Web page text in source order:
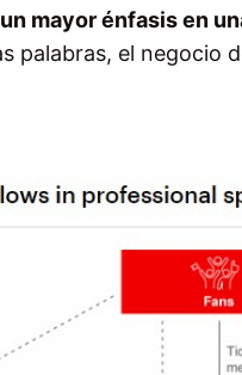
mayor énfasis en
palabras, el negocio